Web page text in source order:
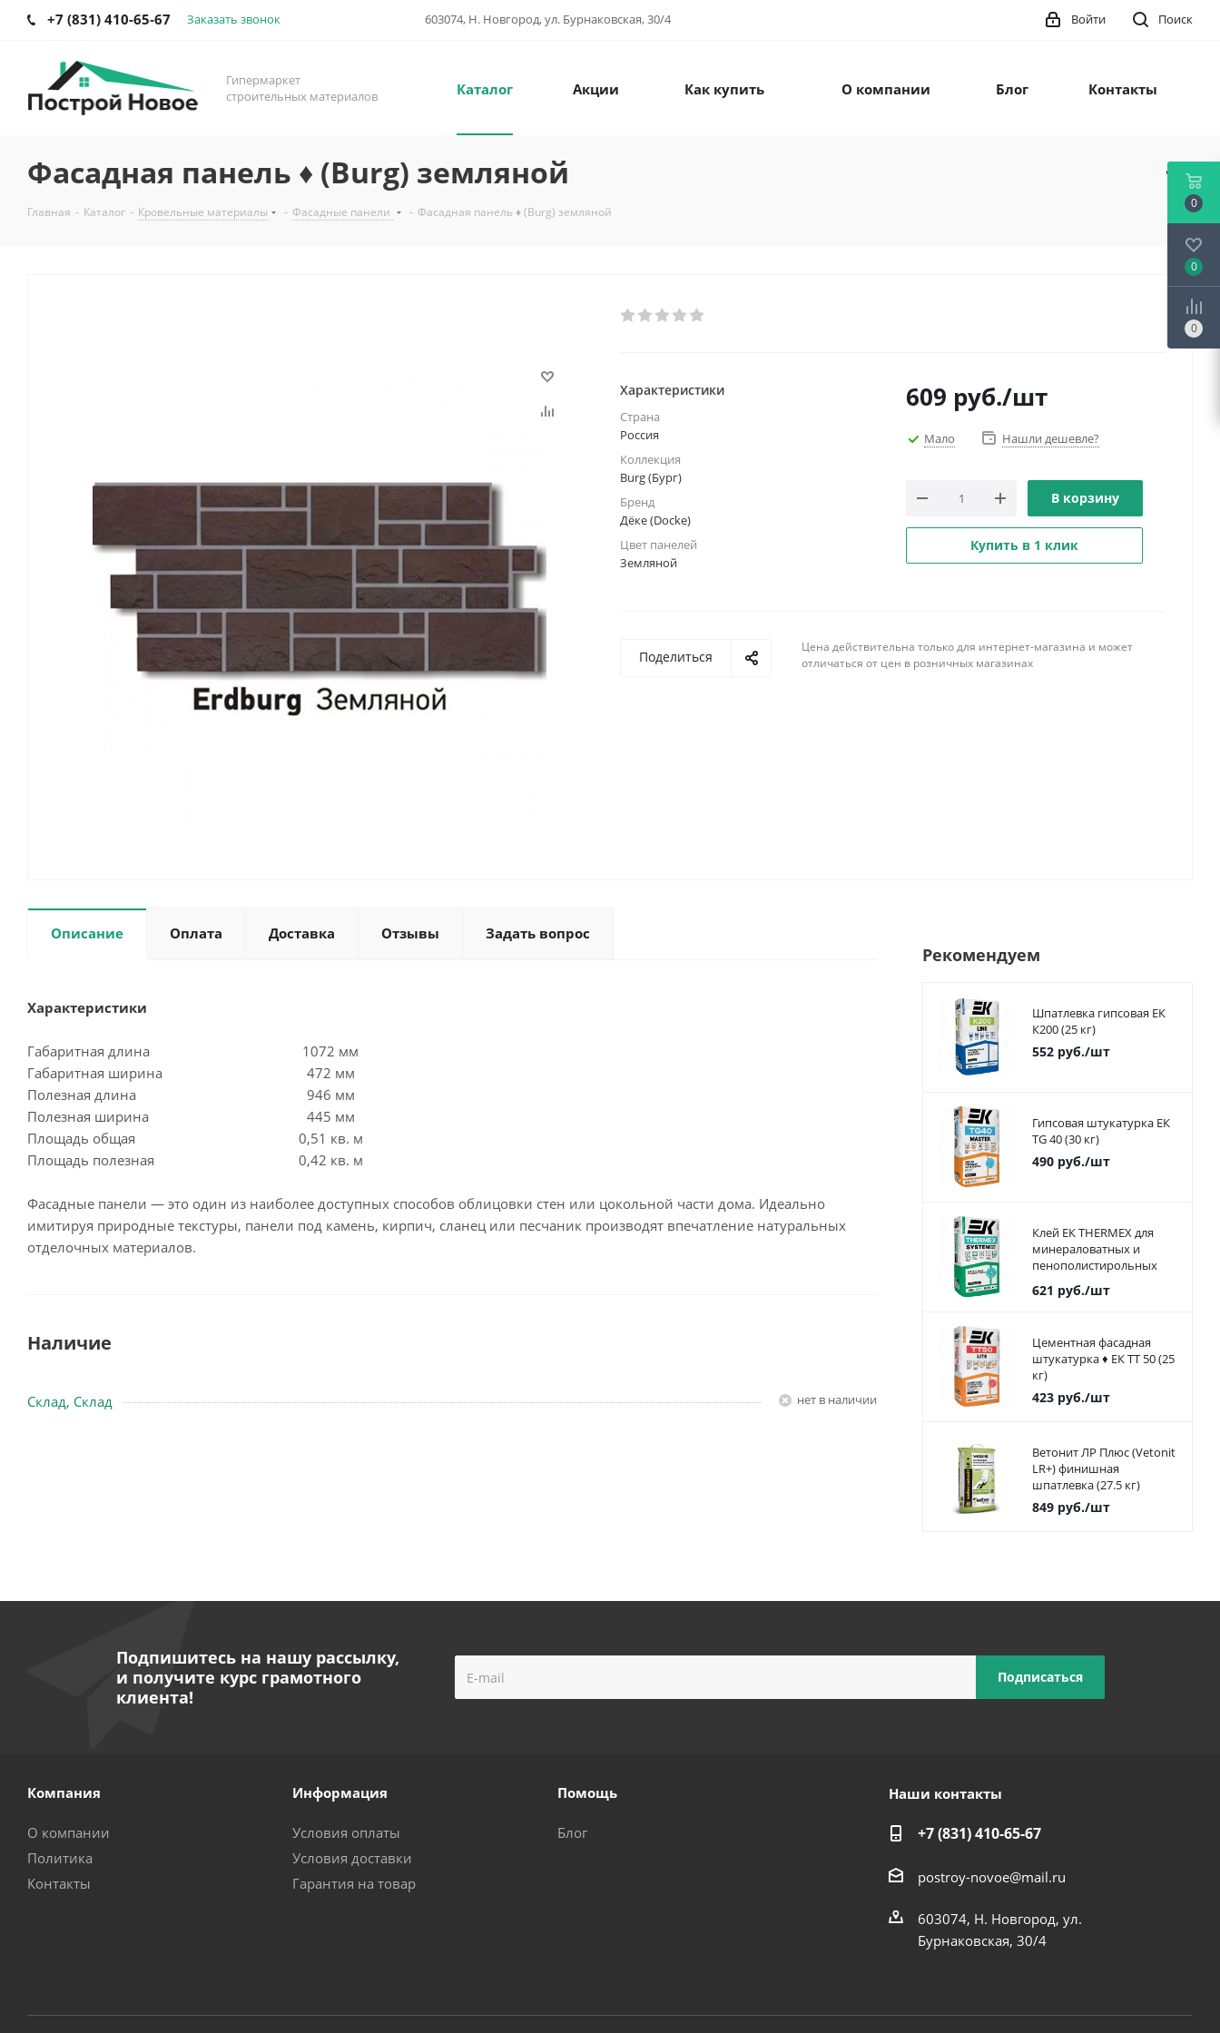
+7 (831) 410-65-67 Заказать звонок 603074, Н. Новгород, ул. Бурнаковская, 30/4 Поиск
Войти
Гипермаркет
строительных материалов
Каталог Акции Как купить О компании Блог Контакты
Фасадная панель ♦ (Burg) земляной
Главная - Каталог - Кровельные материалы - Фасадные панели - Фасадная панель ♦ (Burg) земляной
Характеристики
Страна
Россия
Коллекция
Burg (Бург)
Бренд
Дёке (Docke)
Цвет панелей
Земляной
609 руб./шт
Мало Нашли дешевле?
В корзину
Купить в 1 клик
Поделиться
Цена действительна только для интернет-магазина и может
отличаться от цен в розничных магазинах
Описание Оплата Доставка Отзывы Задать вопрос
Характеристики
Габаритная длина
1072 мм
Габаритная ширина
472 мм
Полезная длина
946 мм
Полезная ширина
445 мм
Площадь общая
0,51 кв. м
Площадь полезная
0,42 кв. м
Фасадные панели — это один из наиболее доступных способов облицовки стен или цокольной части дома. Идеально
имитируя природные текстуры, панели под камень, кирпич, сланец или песчаник производят впечатление натуральных
отделочных материалов.
Наличие
Склад, Склад Нет в наличии
Рекомендуем
Шпатлевка гипсовая ЕК
К200 (25 кг)
552руб./шт
Гипсовая штукатурка ЕК
TG 40 (30 кг)
490руб./шт
Клей ЕК THERMEX для
минераловатных и
пенополистирольных
плит 25 кг
621 руб./шт
Цементная фасадная
штукатурка ♦ ЕК ТТ 50 (25
кг)
423руб./шт
Ветонит ЛР Плюс (Vetonit
LR+) финишная
шпатлевка (27.5 кг)
849руб./шт
Подпишитесь на нашу рассылку,
и получите курс грамотного
клиента!
Компания
О компании
Политика
Контакты
Информация
Условия оплаты
Условия доставки
Гарантия на товар
Помощь
Блог
Наши контакты
+7 (831) 410-65-67
postroy-novoe@mail.ru
603074, Н. Новгород, ул.
Бурнаковская, 30/4
0
0
0